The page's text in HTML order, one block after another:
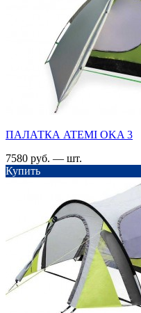
ПАЛАТКА ATEMI OKA 3
7580 руб. — шт.
Купить